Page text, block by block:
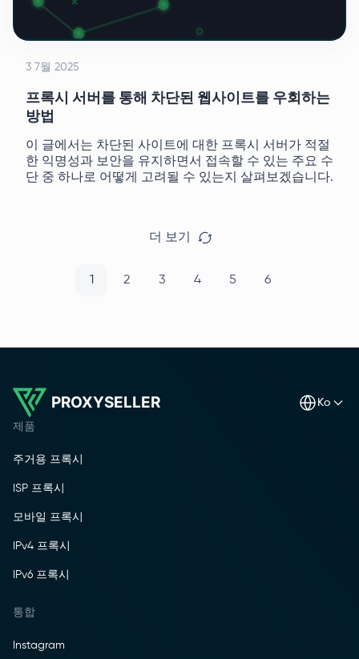
3 7월 2025
프록시 서버를 통해 차단된 웹사이트를 우회하는
방법
이 글에서는 차단된 사이트에 대한 프록시 서버가 적절
한 익명성과 보안을 유지하면서 접속할 수 있는 주요 수
단 중 하나로 어떻게 고려될 수 있는지 살펴보겠습니다.
더 보기
1 2 3 4 5 6
PROXYSELLER ko
제품
주거용 프록시
ISP 프록시
모바일 프록시
IPv4 프록시
IPv6 프록시
통합
Instagram